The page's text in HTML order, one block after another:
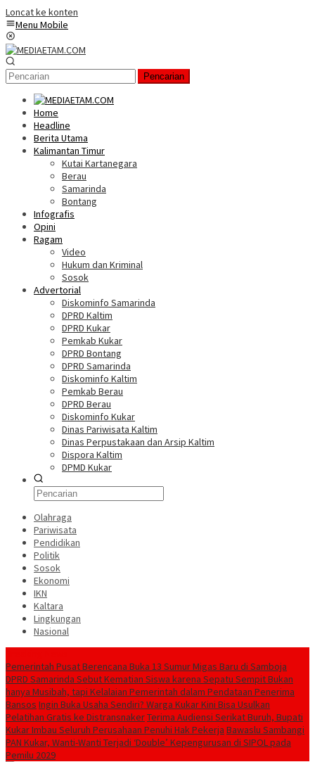
Loncat ke konten
Menu Mobile
Pencarian
Home
Headline
Berita Utama
Kalimantan Timur
Kutai Kartanegara
Berau
Samarinda
Bontang
Infografis
Opini
Ragam
Video
Hukum dan Kriminal
Sosok
Advertorial
Diskominfo Samarinda
DPRD Kaltim
DPRD Kukar
Pemkab Kukar
DPRD Bontang
DPRD Samarinda
Diskominfo Kaltim
Pemkab Berau
DPRD Berau
Diskominfo Kukar
Dinas Pariwisata Kaltim
Dinas Perpustakaan dan Arsip Kaltim
Dispora Kaltim
DPMD Kukar
Olahraga
Pariwisata
Pendidikan
Politik
Sosok
Ekonomi
IKN
Kaltara
Lingkungan
Nasional
Pemerintah Pusat Berencana Buka 13 Sumur Migas Baru di Samboja
DPRD Samarinda Sebut Kematian Siswa karena Sepatu Sempit Bukan
hanya Musibah, tapi Kelalaian Pemerintah dalam Pendataan Penerima
Bansos Ingin Buka Usaha Sendiri? Warga Kukar Kini Bisa Usulkan
Pelatihan Gratis ke DistransnakerTerima Audiensi Serikat Buruh, Bupati
Kukar Imbau Seluruh Perusahaan Penuhi Hak Pekerja Bawaslu Sambangi
PAN Kukar, Wanti-Wanti Terjadi ‘Double’ Kepengurusan di SIPOL pada
Pemilu 2029